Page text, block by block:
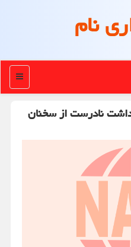
نام
منو
نادرست از سخنان